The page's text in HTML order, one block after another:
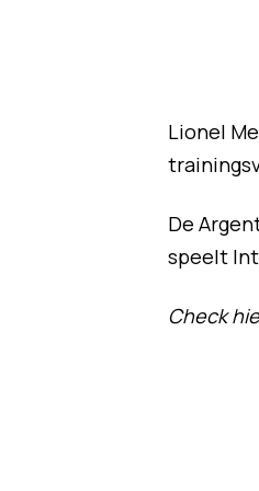
Lionel
De
speelt
Check